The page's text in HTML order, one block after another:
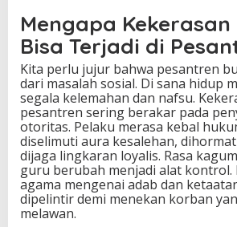
Mengapa Kekerasan
Bisa Terjadi di
Kita perlu jujur bahwa pesantren
dari masalah sosial. Di sana hidup
segala kelemahan dan nafsu.
pesantren sering berakar pada
otoritas. Pelaku merasa kebal
diselimuti aura kesalehan,
dijaga lingkaran loyalis. Rasa
guru berubah menjadi alat kontrol.
agama mengenai adab dan
dipelintir demi menekan korban
melawan.